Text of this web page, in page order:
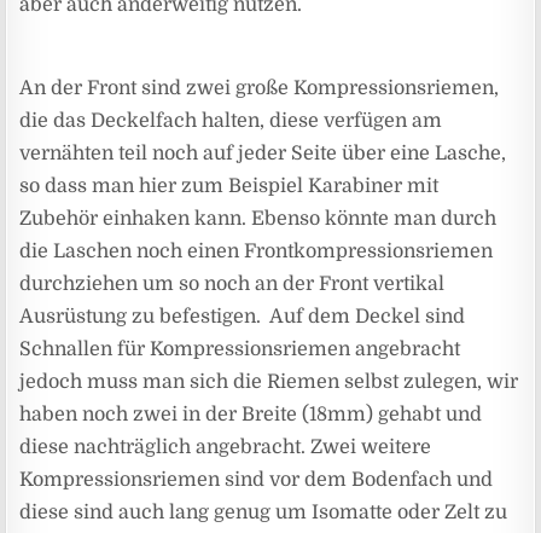
aber auch anderweitig nutzen.
An der Front sind zwei große Kompressionsriemen,
die das Deckelfach halten, diese verfügen am
vernähten teil noch auf jeder Seite über eine Lasche,
so dass man hier zum Beispiel Karabiner mit
Zubehör einhaken kann. Ebenso könnte man durch
die Laschen noch einen Frontkompressionsriemen
durchziehen um so noch an der Front vertikal
Ausrüstung zu befestigen. Auf dem Deckel sind
Schnallen für Kompressionsriemen angebracht
jedoch muss man sich die Riemen selbst zulegen, wir
haben noch zwei in der Breite (18mm) gehabt und
diese nachträglich angebracht. Zwei weitere
Kompressionsriemen sind vor dem Bodenfach und
diese sind auch lang genug um Isomatte oder Zelt zu